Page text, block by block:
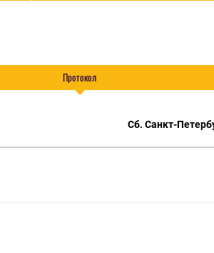
Протокол
Сб. Санкт-